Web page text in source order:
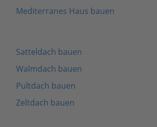
Mediterranes Haus bauen
Satteldach bauen
Walmdach bauen
Pultdach bauen
Zeltdach bauen